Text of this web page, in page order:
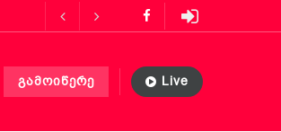
გამოიწერე Live